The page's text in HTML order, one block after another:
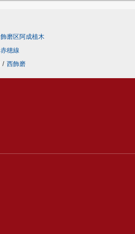
飾磨区阿成植木
赤穂線
/ 西飾磨